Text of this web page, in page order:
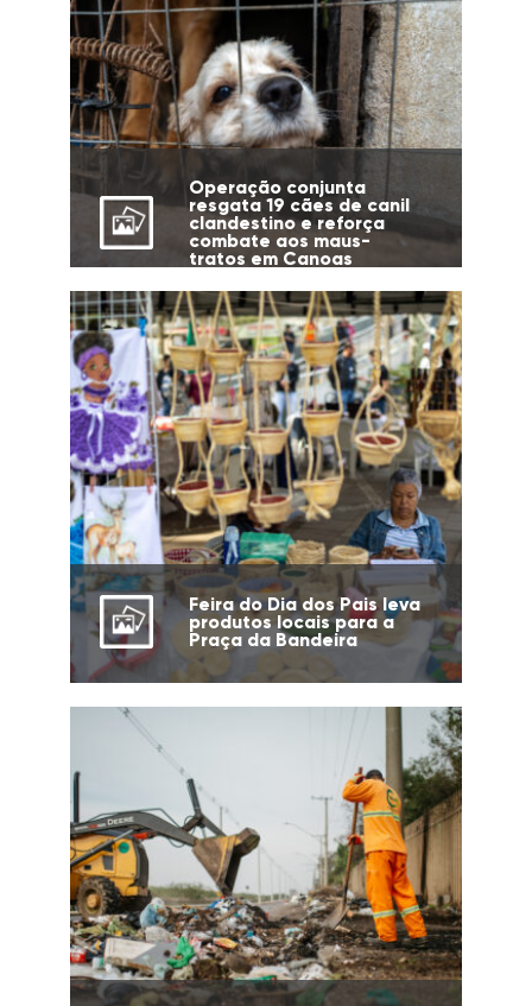
Operação conjunta
resgata 19 cães de canil
clandestino e reforça
combate aos maus-
tratos em Canoas
Feira do Dia dos Pais leva
produtos locais para a
Praça da Bandeira